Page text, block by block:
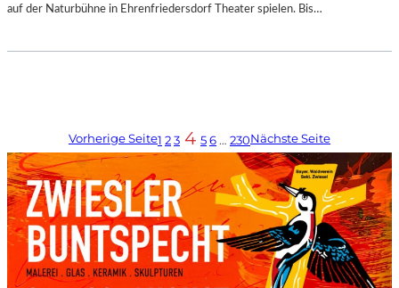
auf der Naturbühne in Ehrenfriedersdorf Theater spielen. Bis…
Vorherige Seite1 23 4 56… 230Nächste Seite